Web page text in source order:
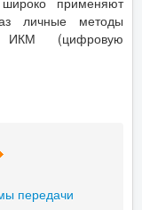
личные методы
ИКМ (цифровую
передачи